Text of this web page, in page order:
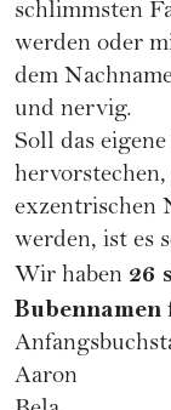
schlimmsten
werden oder
dem
und nervig.
Soll das
exzentrischen
werden, ist es
Wir haben 26
Bubennamen
Aaron